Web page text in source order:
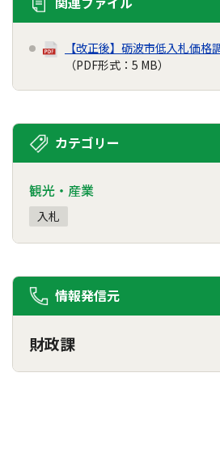
【改正後】砺波市低入札価格
（PDF形式：5 MB）
カテゴリー
観光・産業
入札
情報発信元
財政課